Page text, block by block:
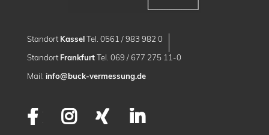
Standort KasselTel. 0561 / 983 982 0
Standort FrankfurtTel. 069 / 677 275 11-0
Mail: info@buck-vermessung.de
FacebookInstagram
XING